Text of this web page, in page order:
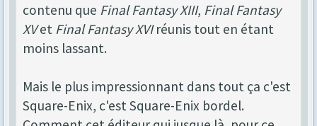
contenu que Final Fantasy XIII, Final Fantasy
XVet Final Fantasy XVIréunis tout en étant
moins lassant.
Mais le plus impressionnant dans tout ça c'est
Square-Enix, c'est Square-Enix bordel.